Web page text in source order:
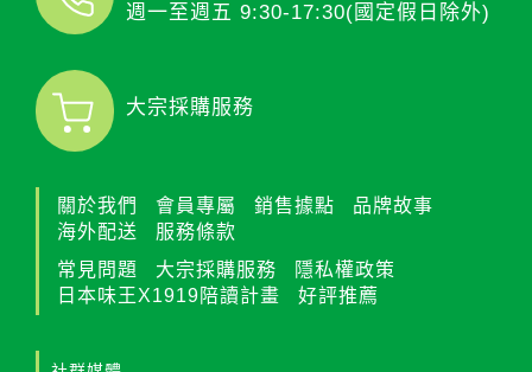
週一至週五 9:30-17:30(國定假日除外)
大宗採購服務
關於我們 會員專屬 銷售據點
品牌故事
海外配送
服務條款
常見問題
大宗採購服務
隱私權政策
日本味王X1919陪讀計畫
好評推薦